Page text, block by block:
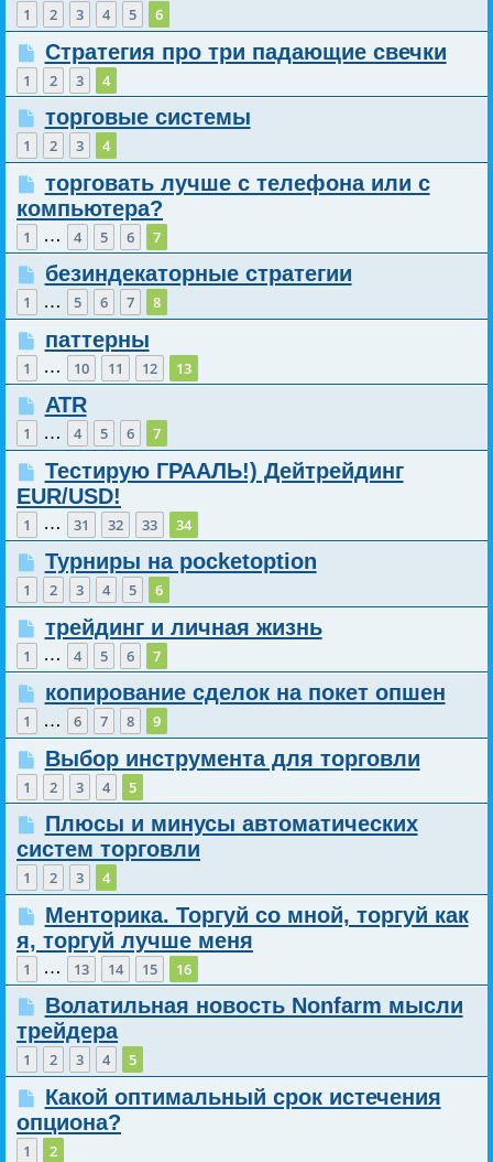
1 2 3 4 5 6
Стратегия про три падающие свечки
1 2 3 4
торговые системы
1 2 3 4
торговать лучше с телефона или с
компьютера?
1 … 4 5 6 7
безиндекаторные стратегии
1 … 5 6 7 8
паттерны
1 … 10 11 12 13
ATR
1 … 4 5 6 7
Тестирую ГРААЛЬ!) Дейтрейдинг
EUR/USD!
1 … 31 32 33 34
Турниры на pocketoption
1 2 3 4 5 6
трейдинг и личная жизнь
1 … 4 5 6 7
копирование сделок на покет опшен
1 … 6 7 8 9
Выбор инструмента для торговли
1 2 3 4 5
Плюсы и минусы автоматических
систем торговли
1 2 3 4
Менторика. Торгуй со мной, торгуй как
я, торгуй лучше меня
1 … 13 14 15 16
Волатильная новость Nonfarm мысли
трейдера
1 2 3 4 5
Какой оптимальный срок истечения
опциона?
1 2